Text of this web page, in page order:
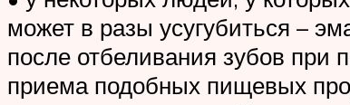
может в разы усугубиться –
после отбеливания зубов при
приема подобных пищевых